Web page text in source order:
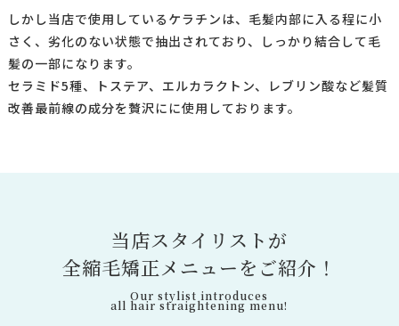
しかし当店で使用しているケラチンは、毛髪内部に入る程に小
さく、劣化のない状態で抽出されており、しっかり結合して毛
髪の一部になります。
セラミド5種、トステア、エルカラクトン、レブリン酸など髪質
改善最前線の成分を贅沢にに使用しております。
当店ス タイ リ ス ト が
全縮毛矯正メ ニュ ー を ご紹介 ！
Our stylist introduces
all hair straightening menu!